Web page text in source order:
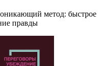
метод: быстрое
правды